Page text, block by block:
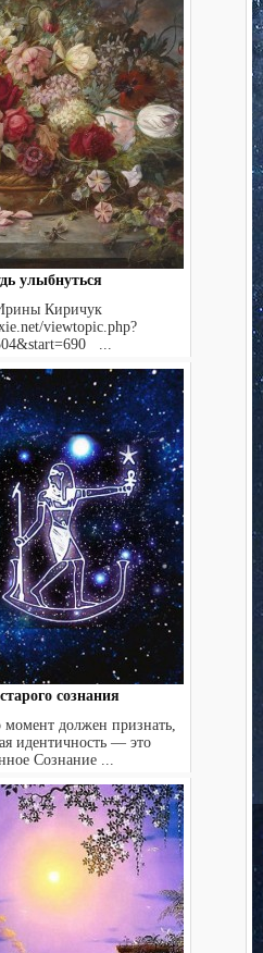
улыбнуться
Киричук
viewtopic.php?
...
сознания
должен признать,
идентичность — это
Сознание ...